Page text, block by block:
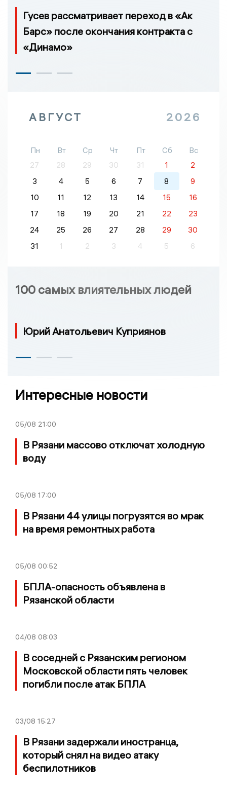
Гусев рассматривает переход в «Ак
Барс» после окончания контракта с
«Динамо»
АВГУСТ 2026
Пн Вт Ср Чт Пт Сб
Вс
27
28 29 30 31 1
2
3
4 5 6 7 8
9
10
11 12 13 14 15
16
17
18 19 20 21 22
23
24
25 26 27 28 29
30
31
1 2 3 4 5 6
100 самых влиятельных людей
Юрий Анатольевич Куприянов
Интересные новости
05/08 21:00
В Рязани массово отключат холодную
воду
05/08 17:00
В Рязани 44 улицы погрузятся во мрак
на время ремонтных работа
05/08 00:52
БПЛА-опасность объявлена в
Рязанской области
04/08 08:03
В соседней с Рязанским регионом
Московской области пять человек
погибли после атак БПЛА
03/08 15:27
В Рязани задержали иностранца,
который снял на видео атаку
беспилотников